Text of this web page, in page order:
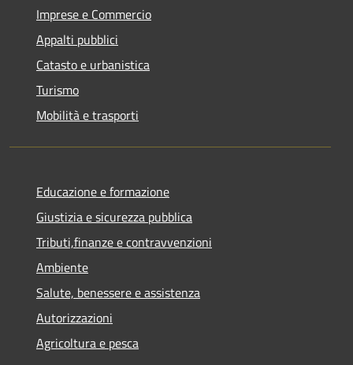
Imprese e Commercio
Appalti pubblici
Catasto e urbanistica
Turismo
Mobilità e trasporti
Educazione e formazione
Giustizia e sicurezza pubblica
Tributi,finanze e contravvenzioni
Ambiente
Salute, benessere e assistenza
Autorizzazioni
Agricoltura e pesca